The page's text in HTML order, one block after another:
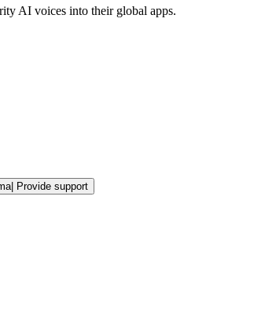
AI voices into their global apps.
| Provide support